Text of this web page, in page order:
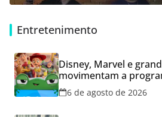
Entretenimento
Disney, Marvel e
movimentam a
do Aparecida Shopping
6 de agosto de 2026